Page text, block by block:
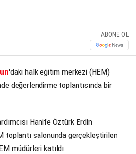
YoutubeABONE OL
'daki halk eğitim merkezi (HEM)
değerlendirme toplantısında bir
Hanife Öztürk Erdin
toplantı salonunda gerçekleştirilen
müdürleri katıldı.